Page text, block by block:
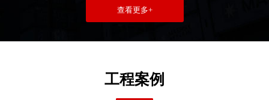
查看更多+
工程案例